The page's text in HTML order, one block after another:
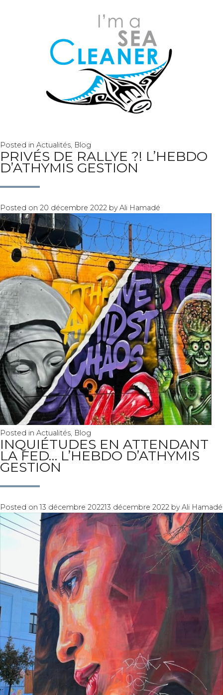
Posted in Actualités, Blog
PRIVÉS DE RALLYE ?! L’HEBDO
D’ATHYMIS GESTION
Posted on 20 décembre 2022 byAli Hamadé
Posted in Actualités, Blog
INQUIÉTUDES EN ATTENDANT
LA FED… L’HEBDO D’ATHYMIS
GESTION
Posted on13 décembre 202213 décembre 2022 byAli Hamadé